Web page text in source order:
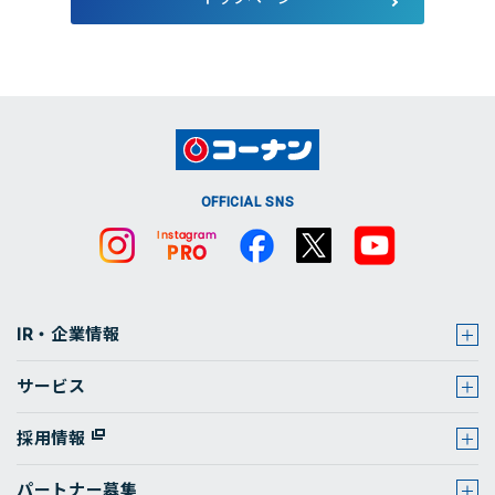
OFFICIAL SNS
IR・企業情報
サービス
採用情報
パートナー募集